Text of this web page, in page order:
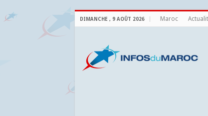
DIMANCHE , 9 AOÛT 2026 Maroc